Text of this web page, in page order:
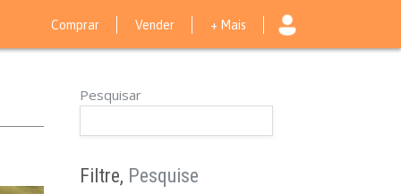
Comprar Vender + Mais
Pesquisar
Filtre, Pesquise